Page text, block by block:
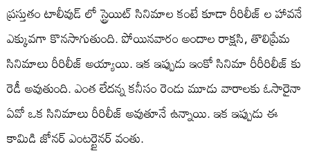
ప్రస్తుతం టాలీవుడ్ లో స్ట్రెయిట్ సినిమాల కంటే కూడా రీరిలీజ్ ల హావనే
ఎక్కువగా కొనసాగుతుంది. పోయినవారం అందాల రాక్షసి, తొలిప్రేమ
సినిమాలు రీరిలీజ్ అయ్యాయి. ఇక ఇప్పుడు ఇంకో సినిమా రీరీరిలీజ్ కు
రెడీ అవుతుంది. ఎంత లేదన్న కనీసం రెండు మూడు వారాలకు ఓసారైనా
ఏవో ఒక సినిమాలు రీరిలీజ్ అవుతూనే ఉన్నాయి. ఇక ఇప్పుడు ఈ
కామిడి జోనర్ ఎంటర్టైనర్ వంతు.